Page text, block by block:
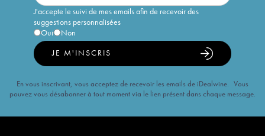
J'accepte le suivi de mes emails afin de recevoir des
suggestions personnalisées
Oui
Non
JE M'INSCRIS
En vous inscrivant, vous acceptez de recevoir les emails de iDealwine. Vous
pouvez vous désabonner à tout moment via le lien présent dans chaque message.